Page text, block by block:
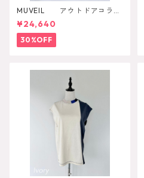
MUVEIL アウトドアコラボ
2WAYリュック
¥24,640
30%OFF